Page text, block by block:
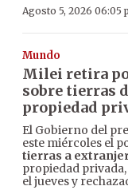
Agosto 5, 2026 06:05
Mundo
Milei retira
sobre tierras
propiedad
El Gobierno del
este miércoles el
tierras a
propiedad
el jueves y